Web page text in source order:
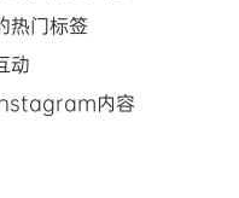
热门标签
动
内容